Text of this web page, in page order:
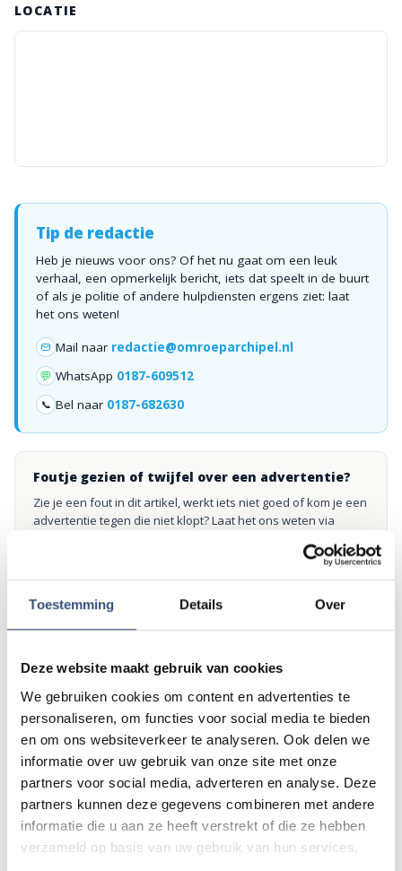
Toestemming Details Over
Deze website maakt gebruik van cookies
We gebruiken cookies om content en advertenties te
personaliseren, om functies voor social media te bieden
en om ons websiteverkeer te analyseren. Ook delen we
informatie over uw gebruik van onze site met onze
partners voor social media, adverteren en analyse. Deze
partners kunnen deze gegevens combineren met andere
informatie die u aan ze heeft verstrekt of die ze hebben
verzameld op basis van uw gebruik van hun services.
LOCATIE
Tip de redactie
Heb je nieuws voor ons? Of het nu gaat om een leuk
verhaal, een opmerkelijk bericht, iets dat speelt in de buurt
of als je politie of andere hulpdiensten ergens ziet: laat
het ons weten!
Mail naar redactie@omroeparchipel.nl
💬 WhatsApp 0187-609512
📞 Bel naar 0187-682630
Foutje gezien of twijfel over een advertentie?
Zie je een fout in dit artikel, werkt iets niet goed of kom je een
advertentie tegen die niet klopt? Laat het ons weten via
Andere events
ZA
8
AUG.
Matinee-concert in Dorpskerk
📍Ouddorp🕐11:00
DI
11
AUG.
Magic Summer show met Steven Kazàn
📍Ouddorp 🕐17:00